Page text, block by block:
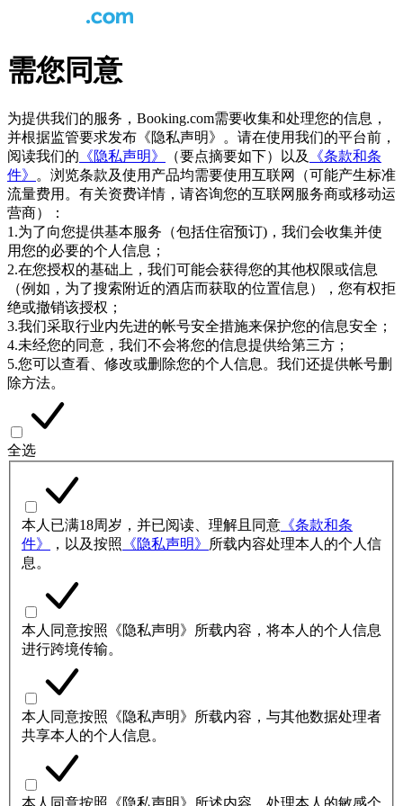
需您同意
为提供我们的服务，Booking.com需要收集和处理您的信息，
并根据监管要求发布《隐私声明》。请在使用我们的平台前，
阅读我们的 《隐私声明》 （要点摘要如下）以及
《条款和条
件》
。浏览条款及使用产品均需要使用互联网（可能产生标准
流量费用。有关资费详情，请咨询您的互联网服务商或移动运
营商）：
1.为了向您提供基本服务（包括住宿预订)，我们会收集并使
用您的必要的个人信息；
2.在您授权的基础上，我们可能会获得您的其他权限或信息
（例如，为了搜索附近的酒店而获取的位置信息），您有权拒
绝或撤销该授权；
3.我们采取行业内先进的帐号安全措施来保护您的信息安全；
4.未经您的同意，我们不会将您的信息提供给第三方；
5.您可以查看、修改或删除您的个人信息。我们还提供帐号删
除方法。
全选
本人已满18周岁，并已阅读、理解且同意 《条款和条
件》
，以及按照 《隐私声明》
所载内容处理本人的个人信
息。
本人同意按照《隐私声明》所载内容，将本人的个人信息
进行跨境传输。
本人同意按照《隐私声明》所载内容，与其他数据处理者
共享本人的个人信息。
本人同意按照《隐私声明》所述内容，处理本人的敏感个